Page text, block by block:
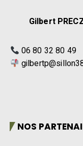
Gilbert
06 80 32 80 49
NOS